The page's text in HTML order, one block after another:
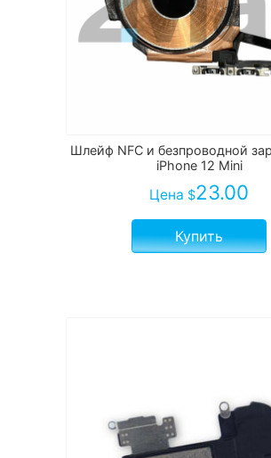
Шлейф NFC и безпроводной
iPhone 12 Mini
Цена $23.00
Купить